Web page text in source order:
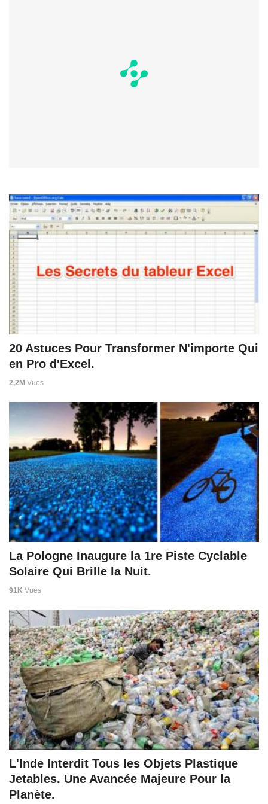
20 Astuces Pour Transformer N'importe Qui
en Pro d'Excel.
2,2M Vues
La Pologne Inaugure la 1re Piste Cyclable
Solaire Qui Brille la Nuit.
91K Vues
L'Inde Interdit Tous les Objets Plastique
Jetables. Une Avancée Majeure Pour la
Planète.